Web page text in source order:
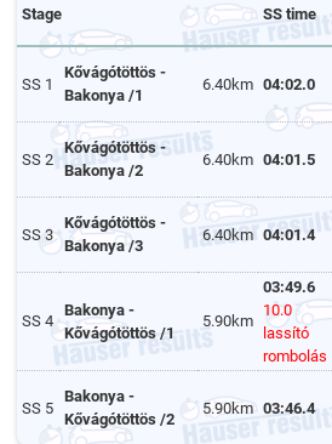
Stage SS time
SS 1
Kővágótöttös -
Bakonya /1
6.40km 04:02.0
SS 2
Kővágótöttös -
Bakonya /2
6.40km 04:01.5
SS 3
Kővágótöttös -
Bakonya /3
6.40km 04:01.4
SS 4
Bakonya -
Kővágótöttös /1
5.90km
03:49.6
10.0
lassító
rombolás
SS 5
Bakonya -
Kővágótöttös /2
5.90km 03:46.4